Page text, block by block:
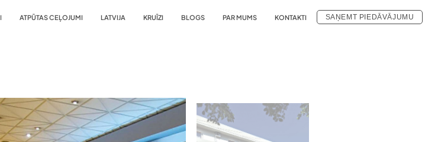
ATPŪTAS CEĻOJUMI LATVIJA KRUĪZI BLOGS PAR MUMS KONTAKTI SAŅEMT PIEDĀVĀJUMU